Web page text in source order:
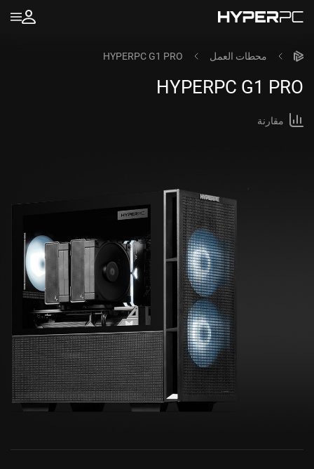
محطات العمل HYPERPC G1 PRO
HYPERPC G1 PRO
مقارنة